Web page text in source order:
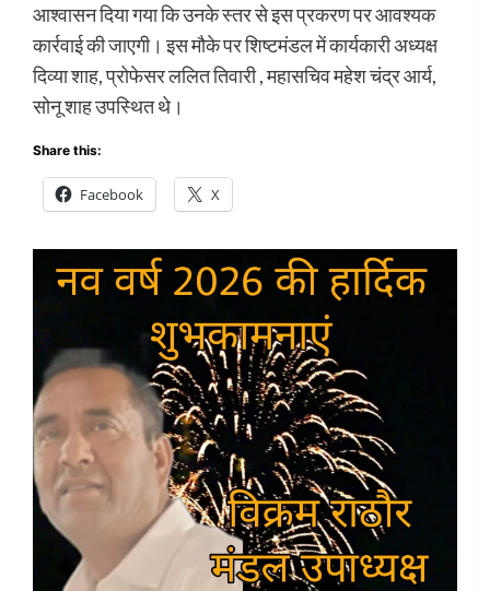
आश्वासन दिया गया कि उनके स्तर से इस प्रकरण पर आवश्यक
कार्रवाई की जाएगी। इस मौके पर शिष्टमंडल में कार्यकारी अध्यक्ष
दिव्या शाह, प्रोफेसर ललित तिवारी , महासचिव महेश चंद्र आर्य,
सोनू शाह उपस्थित थे।
Share this:
Facebook X